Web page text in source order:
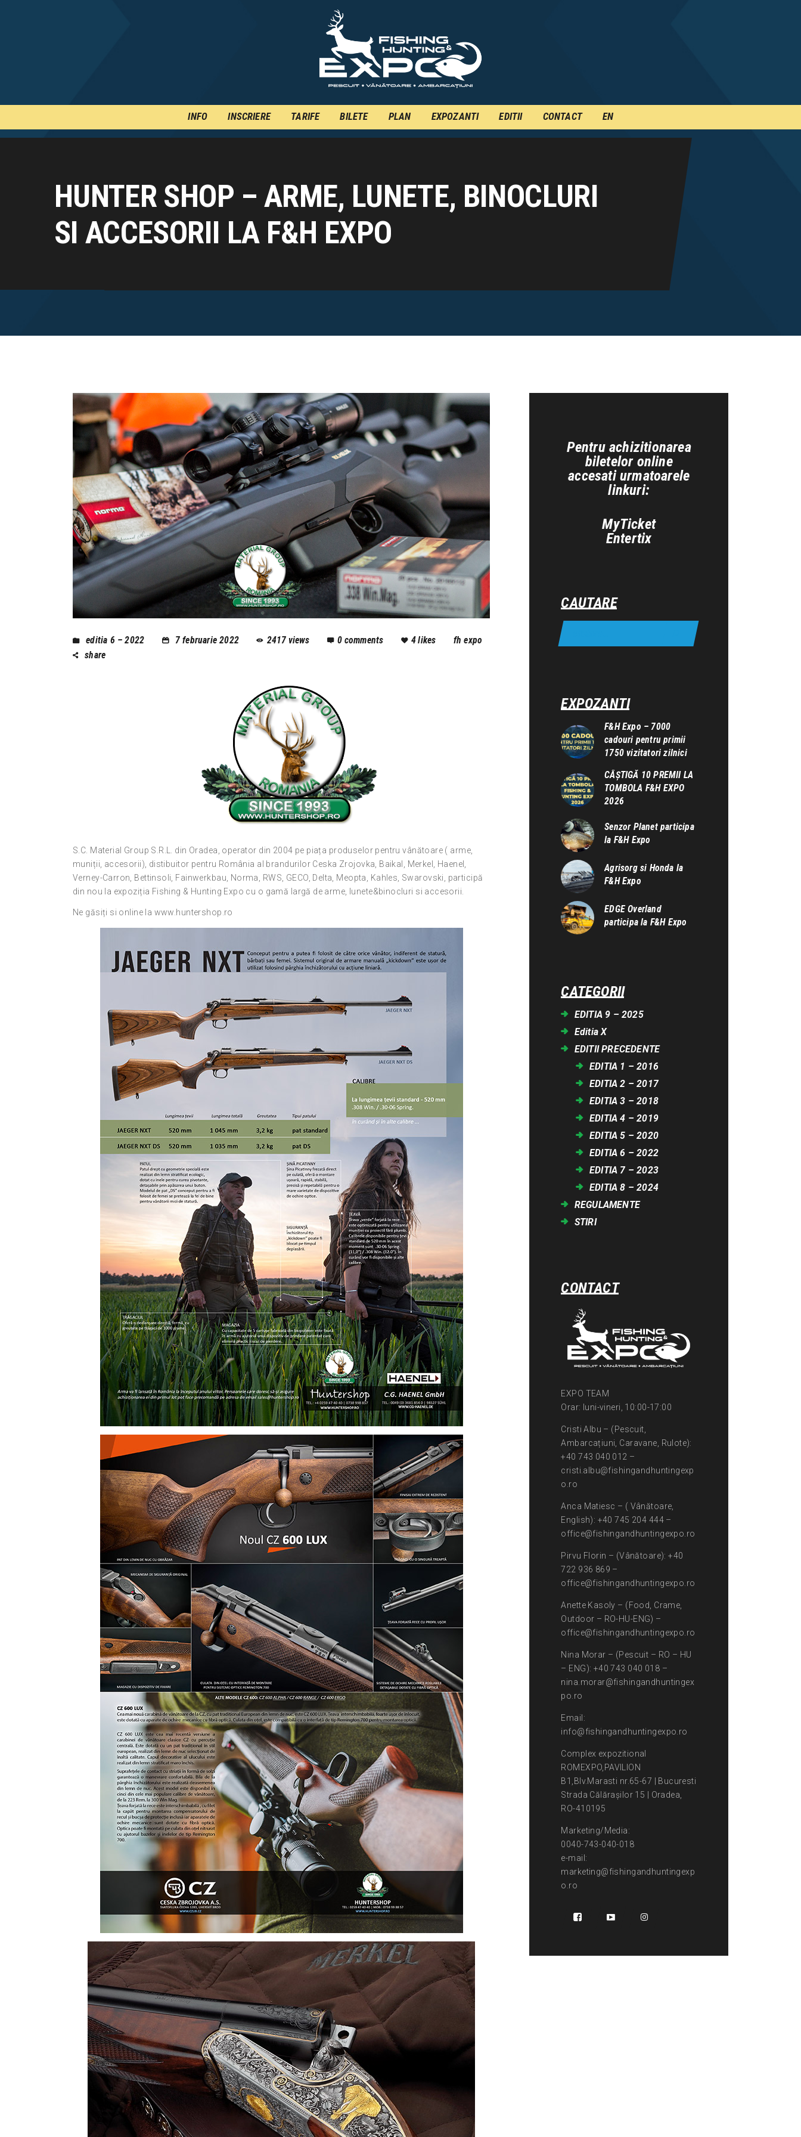
INFO INSCRIERE TARIFE BILETE PLAN EXPOZANTI EDITII CONTACT EN
HUNTER SHOP – ARME, LUNETE, BINOCLURI
SI ACCESORII LA F&H EXPO
INSCRIERE
TARIFE
PLAN
EXPOZANTI
CONTACT
EN
editia 6 – 2022 7 februarie 2022 2417 views 0 comments 4likes
fh expo
share
S.C. Material Group S.R.L. din Oradea, operator din 2004 pe piața produselor pentru vânătoare ( arme,
muniții, accesorii), distibuitor pentru România al brandurilor Ceska Zrojovka, Baikal, Merkel, Haenel,
Verney-Carron, Bettinsoli, Fainwerkbau, Norma, RWS, GECO, Delta, Meopta, Kahles, Swarovski, participă
din nou la expoziția Fishing & Hunting Expo cu o gamă largă de arme, lunete&binocluri si accesorii.
Ne găsiți si online la www.huntershop.ro
Pentru achizitionarea
biletelor online
accesati urmatoarele
linkuri:
MyTicket
Entertix
CAUTARE
EXPOZANTI
F&H Expo – 7000
cadouri pentru primii
1750 vizitatori zilnici
CÂȘTIGĂ 10 PREMII LA
TOMBOLA F&H EXPO
2026
Senzor Planet participa
la F&H Expo
Agrisorg si Honda la
F&H Expo
EDGE Overland
participa la F&H Expo
CATEGORII
EDITIA 9 – 2025
Editia X
EDITII PRECEDENTE
EDITIA 1 – 2016
EDITIA 2 – 2017
EDITIA 3 – 2018
EDITIA 4 – 2019
EDITIA 5 – 2020
EDITIA 6 – 2022
EDITIA 7 – 2023
EDITIA 8 – 2024
REGULAMENTE
STIRI
CONTACT
EXPO TEAM
Orar: luni-vineri, 10:00-17:00
Cristi Albu – (Pescuit,
Ambarcațiuni, Caravane, Rulote):
+40 743 040 012 –
cristi.albu@fishingandhuntingexp
o.ro
Anca Matiesc – ( Vânătoare,
English): +40 745 204 444 –
office@fishingandhuntingexpo.ro
Pirvu Florin – (Vânătoare): +40
722 936 869 –
office@fishingandhuntingexpo.ro
Anette Kasoly – (Food, Crame,
Outdoor – RO-HU-ENG) –
office@fishingandhuntingexpo.ro
Nina Morar – (Pescuit – RO – HU
– ENG): +40 743 040 018 –
nina.morar@fishingandhuntingex
po.ro
Email:
info@fishingandhuntingexpo.ro
Complex expozitional
ROMEXPO,PAVILION
B1,Blv.Marasti nr.65-67 | Bucuresti
Strada Călărașilor 15 | Oradea,
RO-410195
Marketing/Media:
0040-743-040-018
e-mail:
marketing@fishingandhuntingexp
o.ro